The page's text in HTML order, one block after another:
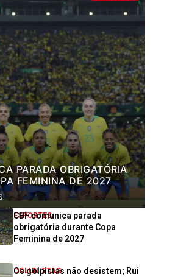
PARADA OBRIGATÓRIA
FEMININA DE 2027
ESPORTES
CBF comunica parada
obrigatória durante Copa
Feminina de 2027
COLUNISTAS
Os golpistas não desistem; Rui